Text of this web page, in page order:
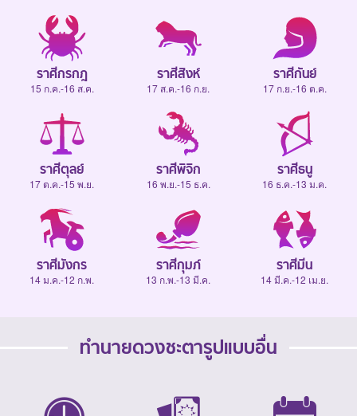
ราศีกรกฎ
15 ก.ค.-16 ส.ค.
ราศีสิงห์
17 ส.ค.-16 ก.ย.
ราศีกันย์
17 ก.ย.-16 ต.ค.
ราศีตุลย์
17 ต.ค.-15 พ.ย.
ราศีพิจิก
16 พ.ย.-15 ธ.ค.
ราศีธนู
16 ธ.ค.-13 ม.ค.
ราศีมังกร
14 ม.ค.-12 ก.พ.
ราศีกุมภ์
13 ก.พ.-13 มี.ค.
ราศีมีน
14 มี.ค.-12 เม.ย.
ทำนายดวงชะตารูปแบบอื่น